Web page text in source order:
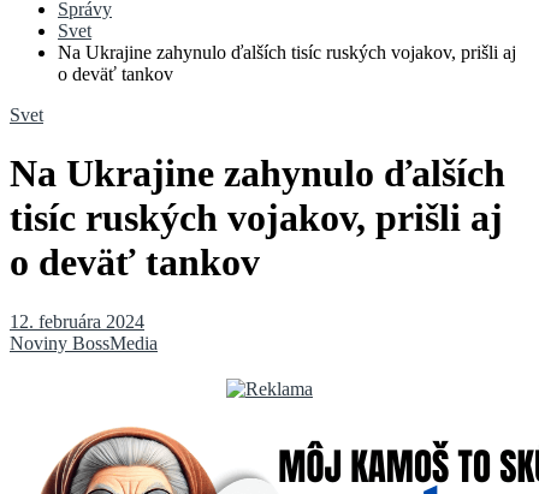
Správy
Svet
Na Ukrajine zahynulo ďalších tisíc ruských vojakov, prišli aj
o deväť tankov
Svet
Na Ukrajine zahynulo ďalších
tisíc ruských vojakov, prišli aj
o deväť tankov
12. februára 2024
Noviny BossMedia